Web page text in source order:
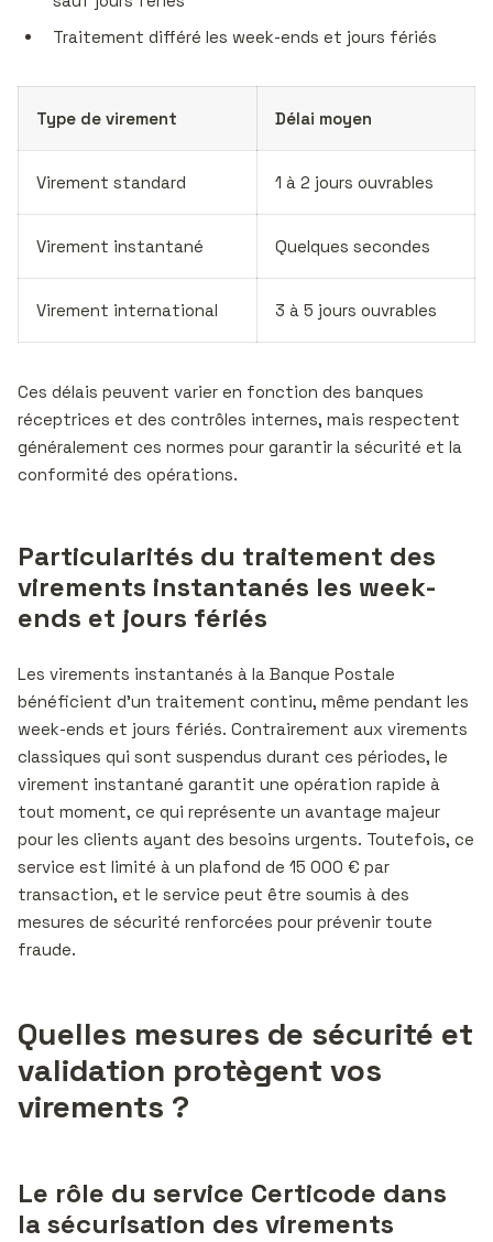
Traitement différé les week-ends et jours fériés
Type de virement Délai moyen
Virement standard 1 à 2 jours ouvrables
Virement instantané Quelques secondes
Virement international 3 à 5 jours ouvrables
Ces délais peuvent varier en fonction des banques
réceptrices et des contrôles internes, mais respectent
généralement ces normes pour garantir la sécurité et la
conformité des opérations.
Particularités du traitement des
virements instantanés les week-
ends et jours fériés
Les virements instantanés à la Banque Postale
bénéficient d’un traitement continu, même pendant les
week-ends et jours fériés. Contrairement aux virements
classiques qui sont suspendus durant ces périodes, le
virement instantané garantit une opération rapide à
tout moment, ce qui représente un avantage majeur
pour les clients ayant des besoins urgents. Toutefois, ce
service est limité à un plafond de 15 000 € par
transaction, et le service peut être soumis à des
mesures de sécurité renforcées pour prévenir toute
fraude.
Quelles mesures de sécurité et
validation protègent vos
virements ?
Le rôle du service Certicode dans
la sécurisation des virements